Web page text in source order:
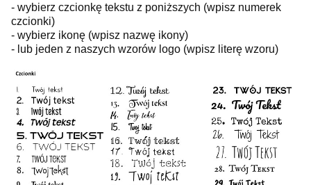
- wybierz czcionkę tekstu z poniższych (wpisz numerek
czcionki)
- wybierz ikonę (wpisz nazwę ikony)
- lub jeden z naszych wzorów logo (wpisz literę wzoru)